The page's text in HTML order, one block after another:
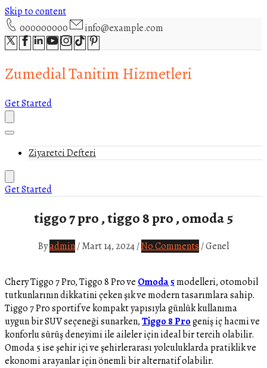
Skip to content
000000000
info@example.com
Zumedial Tanitim Hizmetleri
Get Started
Ziyaretci Defteri
Get Started
tiggo 7 pro , tiggo 8 pro , omoda 5
Byadmin/Mart 14, 2024/No Comments /Genel
Chery Tiggo 7 Pro, Tiggo 8 Pro ve Omoda 5modelleri, otomobil
tutkunlarının dikkatini çeken şık ve modern tasarımlara sahip.
Tiggo 7 Pro sportif ve kompakt yapısıyla günlük kullanıma
uygun bir SUV seçeneği sunarken,Tiggo 8 Progeniş iç hacmi ve
konforlu sürüş deneyimi ile aileler için ideal bir tercih olabilir.
Omoda 5 ise şehir içi ve şehirlerarası yolculuklarda pratiklik ve
ekonomi arayanlar için önemli bir alternatif olabilir.